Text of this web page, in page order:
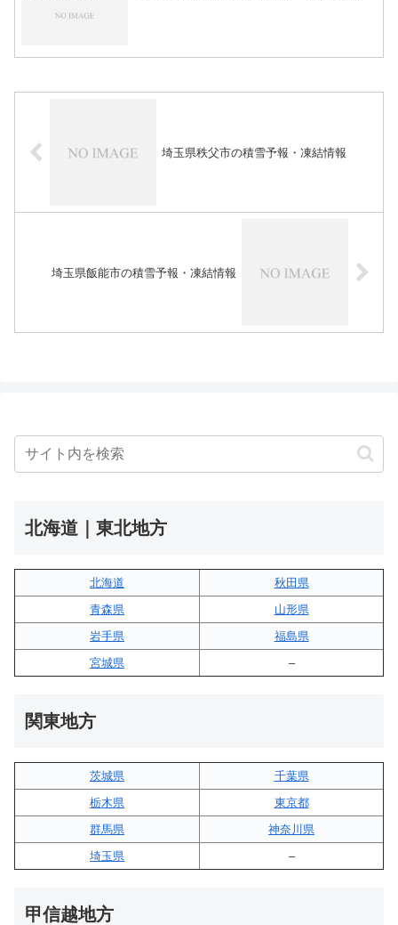
埼玉県秩父市の積雪予報・凍結情報
埼玉県飯能市の積雪予報・凍結情報
北海道｜東北地方
北海道
秋田県
青森県
山形県
岩手県
福島県
宮城県
–
関東地方
茨城県
千葉県
栃木県
東京都
群馬県
神奈川県
埼玉県
–
甲信越地方